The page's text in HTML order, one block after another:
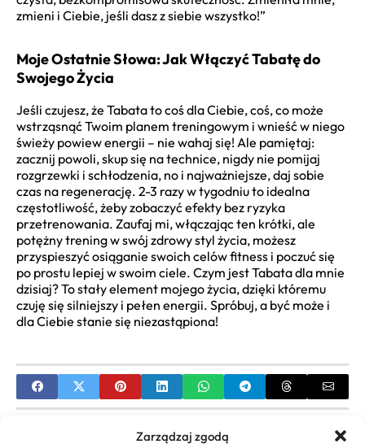
Zarządzaj zgodą
zmieni i Ciebie, jeśli dasz z siebie wszystko!”
Moje Ostatnie Słowa: Jak Włączyć Tabatę do
Swojego Życia
Jeśli czujesz, że Tabata to coś dla Ciebie, coś, co może
wstrząsnąć Twoim planem treningowym i wnieść w niego
świeży powiew energii – nie wahaj się! Ale pamiętaj:
zacznij powoli, skup się na technice, nigdy nie pomijaj
rozgrzewki i schłodzenia, no i najważniejsze, daj sobie
czas na regenerację. 2-3 razy w tygodniu to idealna
częstotliwość, żeby zobaczyć efekty bez ryzyka
przetrenowania. Zaufaj mi, włączając ten krótki, ale
potężny trening w swój zdrowy styl życia, możesz
przyspieszyć osiąganie swoich celów fitness i poczuć się
po prostu lepiej w swoim ciele. Czym jest Tabata dla mnie
dzisiaj? To stały element mojego życia, dzięki któremu
czuję się silniejszy i pełen energii. Spróbuj, a być może i
dla Ciebie stanie się niezastąpiona!